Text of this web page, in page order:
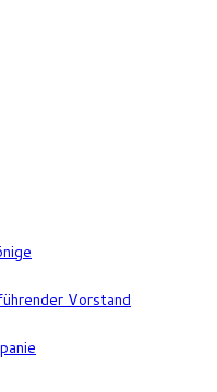
Vorstand